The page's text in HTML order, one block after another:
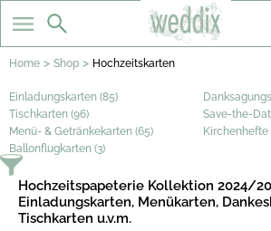
Home > Shop > Hochzeitskarten
Einladungskarten (85)
Tischkarten (96)
Save-the-
Menü- & Getränkekarten (65)
Kirchenhefte
Ballonflugkarten (3)
Hochzeitspapeterie Kollektion 2024/
Einladungskarten, Menükarten,
Tischkarten u.v.m.